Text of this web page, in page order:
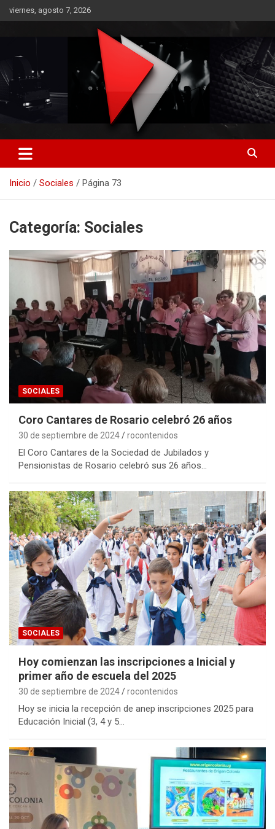
Saltar
al
viernes, agosto 7, 2026
RO CONTENIDOS
Inicio Sociales Página 73
Categoría: Sociales
SOCIALES
Coro Cantares de Rosario celebró 26 años
30 de septiembre de 2024 rocontenidos
El Coro Cantares de la Sociedad de Jubilados y
Pensionistas de Rosario celebró sus 26 años…
SOCIALES
Hoy comienzan las inscripciones a Inicial y
primer año de escuela del 2025
30 de septiembre de 2024 rocontenidos
Hoy se inicia la recepción de anep inscripciones 2025 para
Educación Inicial (3, 4 y 5…